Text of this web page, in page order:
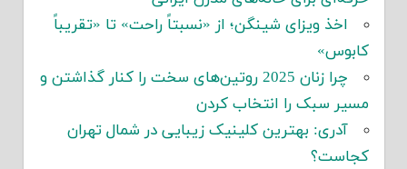
اخذ ویزای شینگن؛ از «نسبتاً راحت» تا «تقریباً
کابوس»
چرا زنان 2025 روتین‌های سخت را کنار گذاشتن و
مسیر سبک را انتخاب کردن
آدری: بهترین کلینیک زیبایی در شمال تهران
کجاست؟